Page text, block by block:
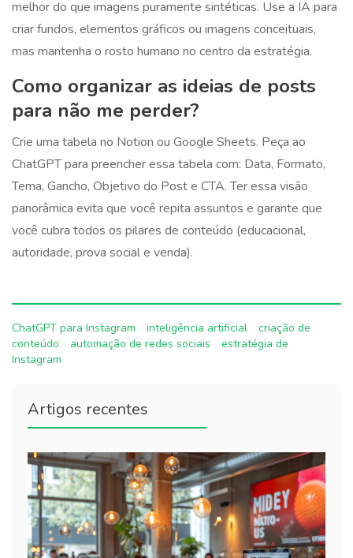
melhor do que imagens puramente sintéticas. Use a IA para
criar fundos, elementos gráficos ou imagens conceituais,
mas mantenha o rosto humano no centro da estratégia.
Como organizar as ideias de posts
para não me perder?
Crie uma tabela no Notion ou Google Sheets. Peça ao
ChatGPT para preencher essa tabela com: Data, Formato,
Tema, Gancho, Objetivo do Post e CTA. Ter essa visão
panorâmica evita que você repita assuntos e garante que
você cubra todos os pilares de conteúdo (educacional,
autoridade, prova social e venda).
ChatGPT para Instagram inteligência artificial
criação de
conteúdo
automação de redes sociais
estratégia de
Instagram
Artigos recentes